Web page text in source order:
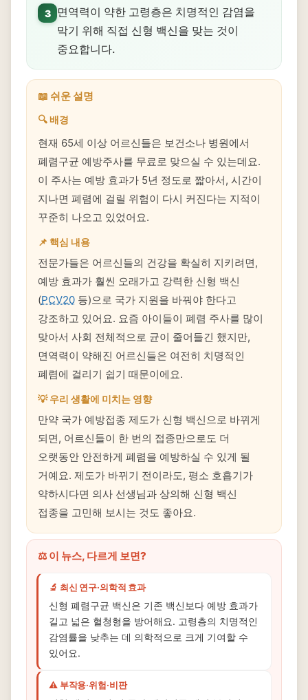
3
면역력이 약한 고령층은 치명적인 감염을
막기 위해 직접 신형 백신을 맞는 것이
중요합니다.
📖 쉬운 설명
🔍 배경
현재 65세 이상 어르신들은 보건소나 병원에서
폐렴구균 예방주사를 무료로 맞으실 수 있는데요.
이 주사는 예방 효과가 5년 정도로 짧아서, 시간이
지나면 폐렴에 걸릴 위험이 다시 커진다는 지적이
꾸준히 나오고 있었어요.
📌 핵심 내용
전문가들은 어르신들의 건강을 확실히 지키려면,
예방 효과가 훨씬 오래가고 강력한 신형 백신
(PCV20 등)으로 국가 지원을 바꿔야 한다고
강조하고 있어요. 요즘 아이들이 폐렴 주사를 많이
맞아서 사회 전체적으로 균이 줄어들긴 했지만,
면역력이 약해진 어르신들은 여전히 치명적인
폐렴에 걸리기 쉽기 때문이에요.
💡 우리 생활에 미치는 영향
만약 국가 예방접종 제도가 신형 백신으로 바뀌게
되면, 어르신들이 한 번의 접종만으로도 더
오랫동안 안전하게 폐렴을 예방하실 수 있게 될
거예요. 제도가 바뀌기 전이라도, 평소 호흡기가
약하시다면 의사 선생님과 상의해 신형 백신
접종을 고민해 보시는 것도 좋아요.
⚖️ 이 뉴스, 다르게 보면?
🔬 최신 연구·의학적 효과
신형 폐렴구균 백신은 기존 백신보다 예방 효과가
길고 넓은 혈청형을 방어해요. 고령층의 치명적인
감염률을 낮추는 데 의학적으로 크게 기여할 수
있어요.
⚠️ 부작용·위험·비판